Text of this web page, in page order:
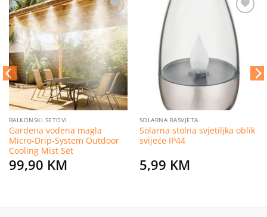
na
listu
želja
BALKONSKI SETOVI
Gardena vodena magla
Micro-Drip-System Outdoor
Cooling Mist Set
99,90 KM
Dodaj
listu
želja
SOLARNA RASVJETA
Solarna stolna svjetiljka oblik
svijeće IP44
5,99 KM